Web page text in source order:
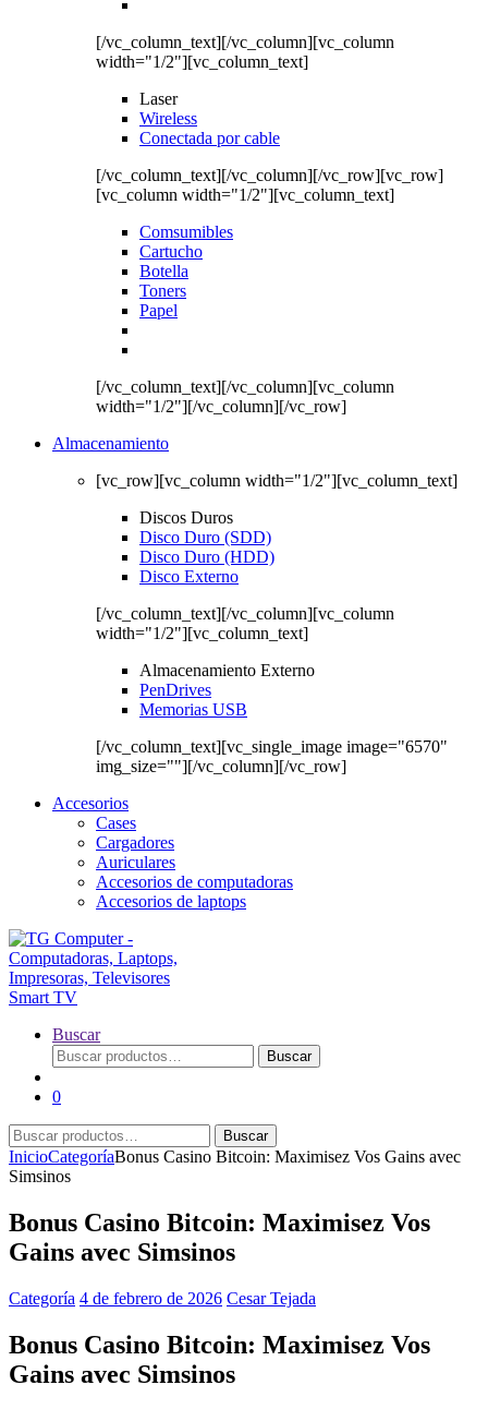
[/vc_column_text][/vc_column][vc_column
width="1/2"][vc_column_text]
Laser
Wireless
Conectada por cable
[/vc_column_text][/vc_column][/vc_row][vc_row]
[vc_column width="1/2"][vc_column_text]
Comsumibles
Cartucho
Botella
Toners
Papel
[/vc_column_text][/vc_column][vc_column
width="1/2"][/vc_column][/vc_row]
Almacenamiento
[vc_row][vc_column width="1/2"][vc_column_text]
Discos Duros
Disco Duro (SDD)
Disco Duro (HDD)
Disco Externo
[/vc_column_text][/vc_column][vc_column
width="1/2"][vc_column_text]
Almacenamiento Externo
PenDrives
Memorias USB
[/vc_column_text][vc_single_image image="6570"
img_size=""][/vc_column][/vc_row]
Accesorios
Cases
Cargadores
Auriculares
Accesorios de computadoras
Accesorios de laptops
Buscar
Buscar
por:
Buscar
0
Buscar
por:
Buscar
InicioCategoríaBonus Casino Bitcoin: Maximisez Vos Gains avec
Simsinos
Bonus Casino Bitcoin: Maximisez Vos
Gains avec Simsinos
Categoría 4 de febrero de 2026 Cesar Tejada
Bonus Casino Bitcoin: Maximisez Vos
Gains avec Simsinos